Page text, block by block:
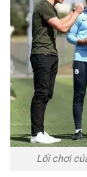
Lối chơi